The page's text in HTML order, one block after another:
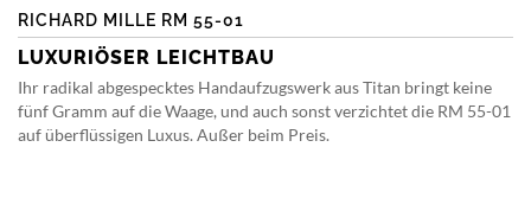
RICHARD MILLE RM 55-01
LUXURIÖSER LEICHTBAU
Ihr radikal abgespecktes Handaufzugswerk aus Titan bringt keine
fünf Gramm auf die Waage, und auch sonst verzichtet die RM 55-01
auf überflüssigen Luxus. Außer beim Preis.